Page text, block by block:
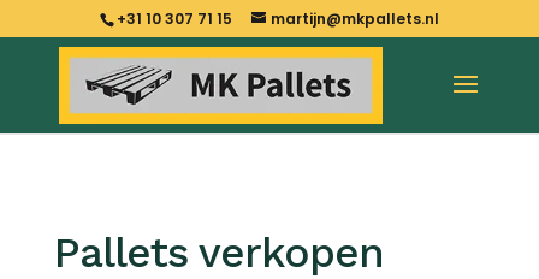
+31 10 307 71 15 martijn@mkpallets.nl
Pallets verkopen